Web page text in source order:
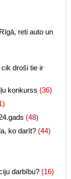
reti auto un
droši tie ir
konkurss (36)
(48)
ko darīt? (44)
darbību? (16)